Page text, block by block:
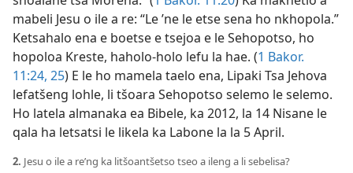
mabeli Jesu o ile a re: “Le ’ne le etse sena ho nkhopola.”
Ketsahalo ena e boetse e tsejoa e le Sehopotso, ho
hopoloa Kreste, haholo-holo lefu la hae. (1 Bakor.
11:24, 25) E le ho mamela taelo ena, Lipaki Tsa Jehova
lefatšeng lohle, li tšoara Sehopotso selemo le selemo.
Ho latela almanaka ea Bibele, ka 2012, la 14 Nisane le
qala ha letsatsi le likela ka Labone la la 5 April.
2. Jesu o ile a re’ng ka litšoantšetso tseo a ileng a li sebelisa?